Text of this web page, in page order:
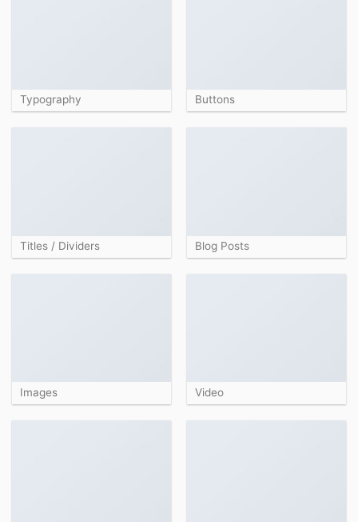
Typography Buttons
Titles / Dividers Blog Posts
Images Video